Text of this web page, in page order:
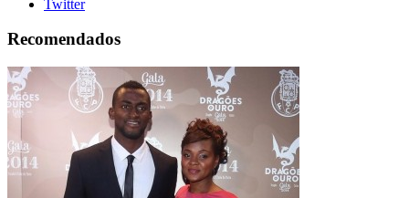
Twitter
Recomendados